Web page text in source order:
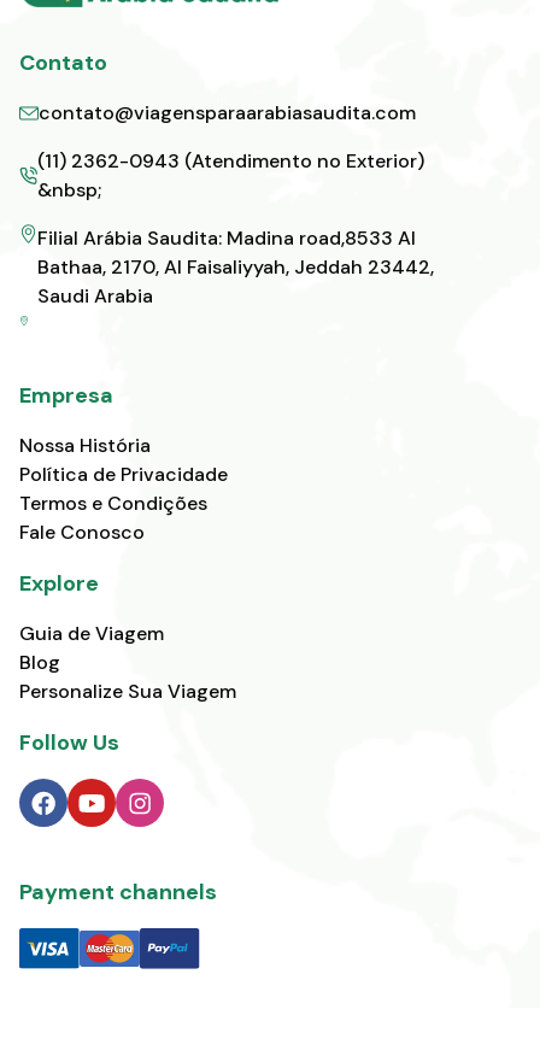
Contato
contato@viagensparaarabiasaudita.com
(11) 2362-0943 (Atendimento no Exterior)
&nbsp;
Filial Arábia Saudita: Madina road,8533 Al
Bathaa, 2170, Al Faisaliyyah, Jeddah 23442,
Saudi Arabia
Empresa
Nossa História
Política de Privacidade
Termos e Condições
Fale Conosco
Explore
Guia de Viagem
Blog
Personalize Sua Viagem
Follow Us
Payment channels